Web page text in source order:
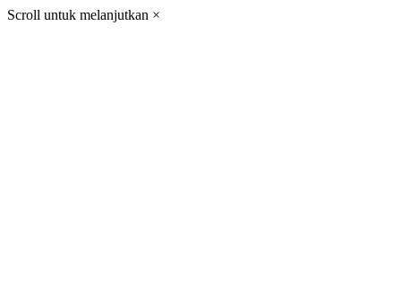
Scroll untuk melanjutkan ×